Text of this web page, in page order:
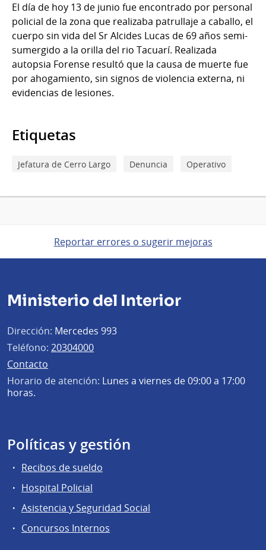
El día de hoy 13 de junio fue encontrado por personal
policial de la zona que realizaba patrullaje a caballo, el
cuerpo sin vida del Sr Alcides Lucas de 69 años semi-
sumergido a la orilla del rio Tacuarí. Realizada
autopsia Forense resultó que la causa de muerte fue
por ahogamiento, sin signos de violencia externa, ni
evidencias de lesiones.
Etiquetas
Jefatura de Cerro Largo Denuncia Operativo
Reportar errores o sugerir mejoras
Ministerio del Interior
Dirección: Mercedes 993
Teléfono: 20304000
Contacto
Horario de atención: Lunes a viernes de 09:00 a 17:00
horas.
Políticas y gestión
Recibos de sueldo
Hospital Policial
Asistencia y Seguridad Social
Concursos Internos